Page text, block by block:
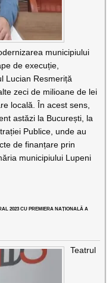
municipiului
de execuție,
Lucian Resmeriță
zeci de milioane de lei
locală. În acest sens,
astăzi la București, la
Publice, unde au
de finanțare prin
municipiului Lupeni
2023 CU PREMIERA NAȚIONALĂ A
Teatrul